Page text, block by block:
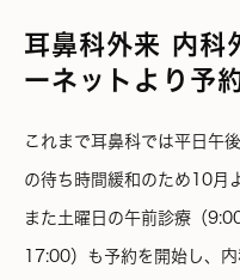
耳鼻科外来 内科
ーネットより予
これまで耳鼻科では平日午
の待ち時間緩和のため10月
また土曜日の午前診療（
17:00）も予約を開始し、